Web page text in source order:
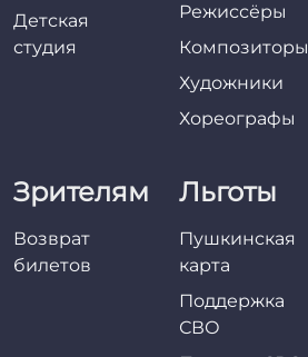
Детская
студия
Режиссёры
Композиторы
Художники
Хореографы
Зрителям
Возврат
билетов
Льготы
Пушкинская
карта
Поддержка
СВО